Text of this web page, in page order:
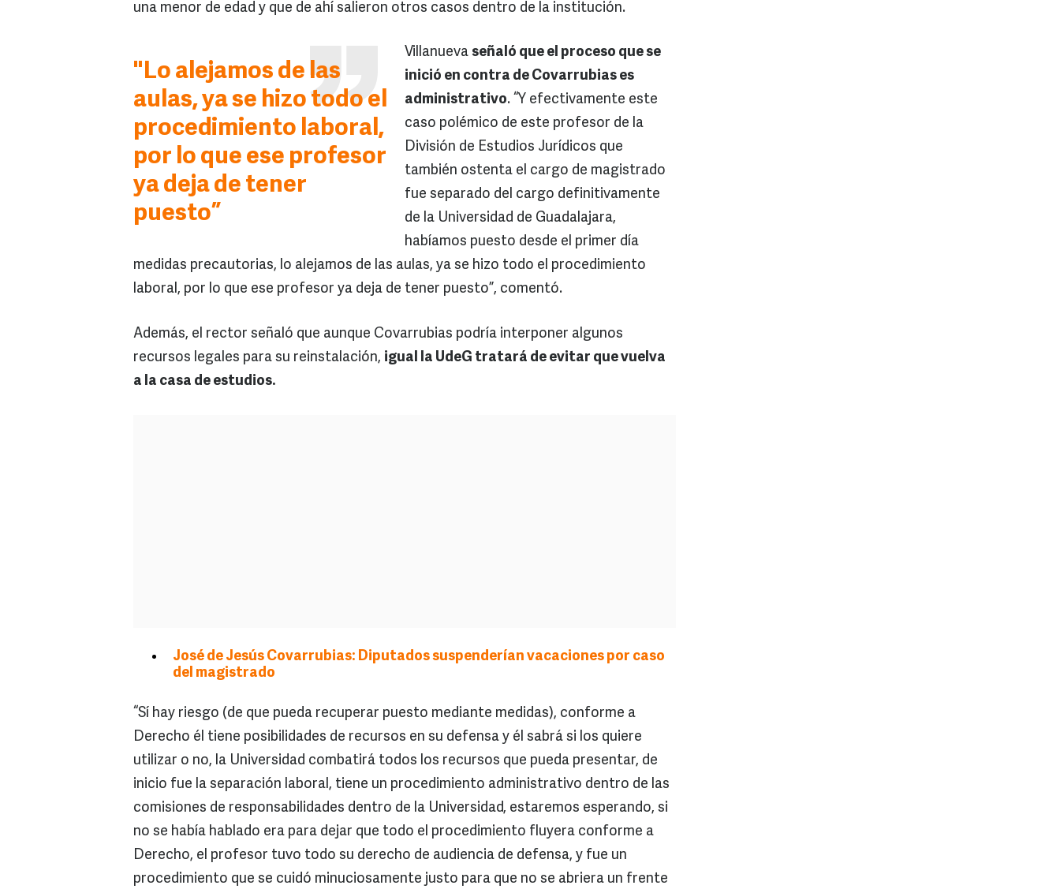
una menor de edad y que de ahí salieron otros casos dentro de la institución.
"Lo alejamos de las
aulas, ya se hizo todo el
procedimiento laboral,
por lo que ese profesor
ya deja de tener
puesto”
Villanueva señaló que el proceso que se
inició en contra de Covarrubias es
administrativo. “Y efectivamente este
caso polémico de este profesor de la
División de Estudios Jurídicos que
también ostenta el cargo de magistrado
fue separado del cargo definitivamente
de la Universidad de Guadalajara,
habíamos puesto desde el primer día
medidas precautorias, lo alejamos de las aulas, ya se hizo todo el procedimiento
laboral, por lo que ese profesor ya deja de tener puesto”, comentó.
Además, el rector señaló que aunque Covarrubias podría interponer algunos
recursos legales para su reinstalación, igual la UdeG tratará de evitar que vuelva
a la casa de estudios.
José de Jesús Covarrubias: Diputados suspenderían vacaciones por caso
del magistrado
“Sí hay riesgo (de que pueda recuperar puesto mediante medidas), conforme a
Derecho él tiene posibilidades de recursos en su defensa y él sabrá si los quiere
utilizar o no, la Universidad combatirá todos los recursos que pueda presentar, de
inicio fue la separación laboral, tiene un procedimiento administrativo dentro de las
comisiones de responsabilidades dentro de la Universidad, estaremos esperando, si
no se había hablado era para dejar que todo el procedimiento fluyera conforme a
Derecho, el profesor tuvo todo su derecho de audiencia de defensa, y fue un
procedimiento que se cuidó minuciosamente justo para que no se abriera un frente